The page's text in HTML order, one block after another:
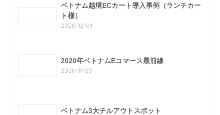
ベトナム越境ECカート導入事例（ランチカー
ト様）
2020-12-01
2020年ベトナムEコマース最前線
2020-11-25
ベトナム3大チルアウトスポット